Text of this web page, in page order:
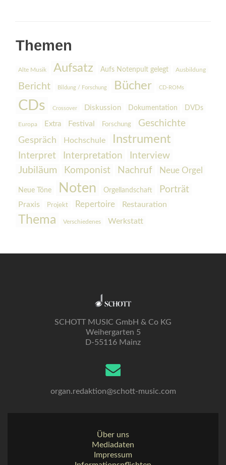
Themen
Alte Musik Aufsatz Aufs Notenpult gelegt Ausbildung
Bericht Bildung / Forschung Bücher CD-ROMs
CDs Crossover Diskussion Dokumentation DVDs
Europa Extra Festival Forschung Geschichte
Gespräch Hochschule Instrument
Interpret Interpretation
Interview
Jubiläum
Komponist Nachruf Neue Orgel
Neue Töne Noten Orgellandschaft Porträt
Praxis Projekt Repertoire Restauration
Thema Verschiedenes Werkstatt
SCHOTT MUSIC GmbH & Co KG
Weihergarten 5
D-55116 Mainz
organ.redaktion@schott-music.com
Über uns
Mediadaten
Impressum